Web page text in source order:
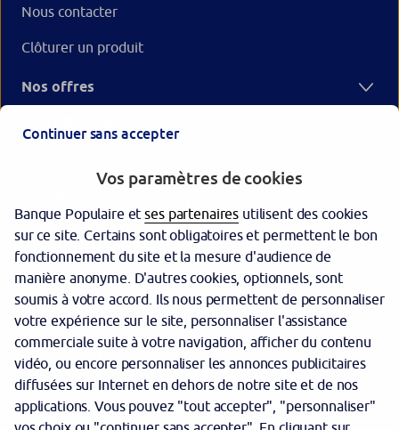
Nous contacter
Clôturer un produit
Nos offres
Garantie des dépôts
Protection des données personnelles
Politique cookies
Sécurité
Continuer sans accepter
Vos paramètres de cookies
Banque Populaire etses partenaires utilisent des cookies
sur ce site. Certains sont obligatoires et permettent le bon
fonctionnement du site et la mesure d'audience de
manière anonyme. D'autres cookies, optionnels, sont
soumis à votre accord. Ils nous permettent de personnaliser
votre expérience sur le site, personnaliser l'assistance
commerciale suite à votre navigation, afficher du contenu
vidéo, ou encore personnaliser les annonces publicitaires
diffusées sur Internet en dehors de notre site et de nos
applications. Vous pouvez "tout accepter", "personnaliser"